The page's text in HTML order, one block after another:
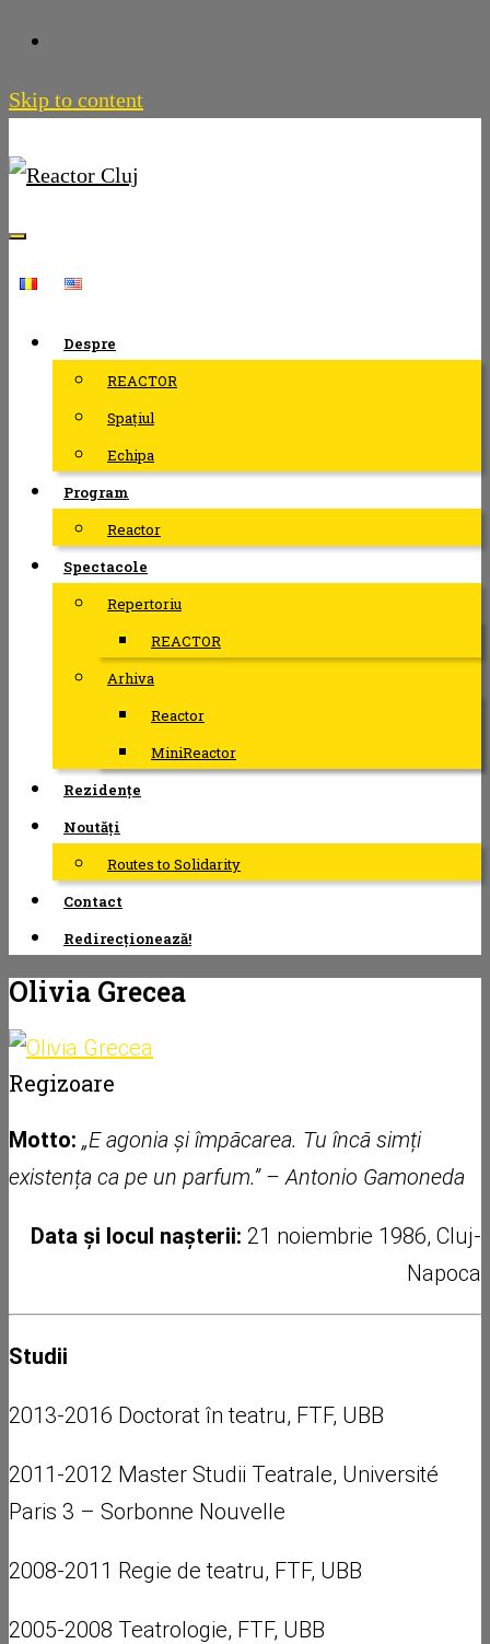
Skip to content
Despre
REACTOR
Spațiul
Echipa
Program
Reactor
Spectacole
Repertoriu
REACTOR
Arhiva
Reactor
MiniReactor
Rezidențe
Noutăți
Routes to Solidarity
Contact
Redirecționează!
Olivia Grecea
Regizoare
Motto: „E agonia și împăcarea. Tu încă simți
existența ca pe un parfum.” – Antonio Gamoneda
Data și locul nașterii: 21 noiembrie 1986, Cluj-
Napoca
Studii
2013-2016 Doctorat în teatru, FTF, UBB
2011-2012 Master Studii Teatrale, Université
Paris 3 – Sorbonne Nouvelle
2008-2011 Regie de teatru, FTF, UBB
2005-2008 Teatrologie, FTF, UBB